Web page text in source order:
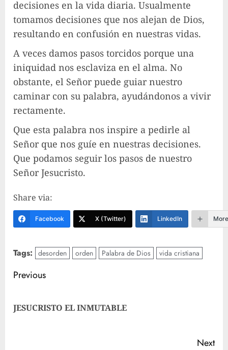
decisiones en la vida diaria. Usualmente
tomamos decisiones que nos alejan de Dios,
resultando en confusión en nuestras vidas.
A veces damos pasos torcidos porque una
iniquidad nos esclaviza en el alma. No
obstante, el Señor puede guiar nuestro
caminar con su palabra, ayudándonos a vivir
rectamente.
Que esta palabra nos inspire a pedirle al
Señor que nos guíe en nuestras decisiones.
Que podamos seguir los pasos de nuestro
Señor Jesucristo.
Share via:
Facebook X (Twitter) LinkedIn More
Tags: desorden orden Palabra de Dios vida cristiana
Post
Previous
JESUCRISTO EL INMUTABLE
Next